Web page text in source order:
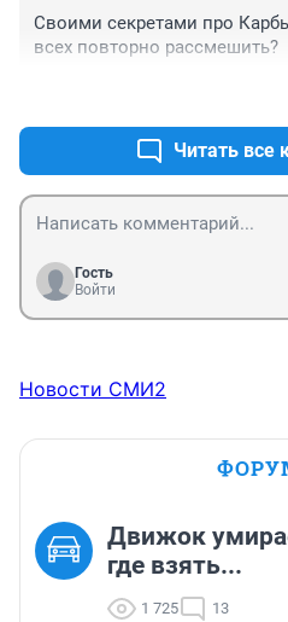
Своими секретами про
всех повторно рассмешить?
Читать все
Гость
Войти
Новости СМИ2
Движок
где взять...
1 725 13